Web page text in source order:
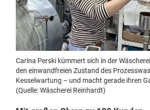
Carina Perski kümmert sich in der
den einwandfreien Zustand des
Kesselwartung – und macht gerade ihren
(Quelle: Wäscherei Reinhardt)